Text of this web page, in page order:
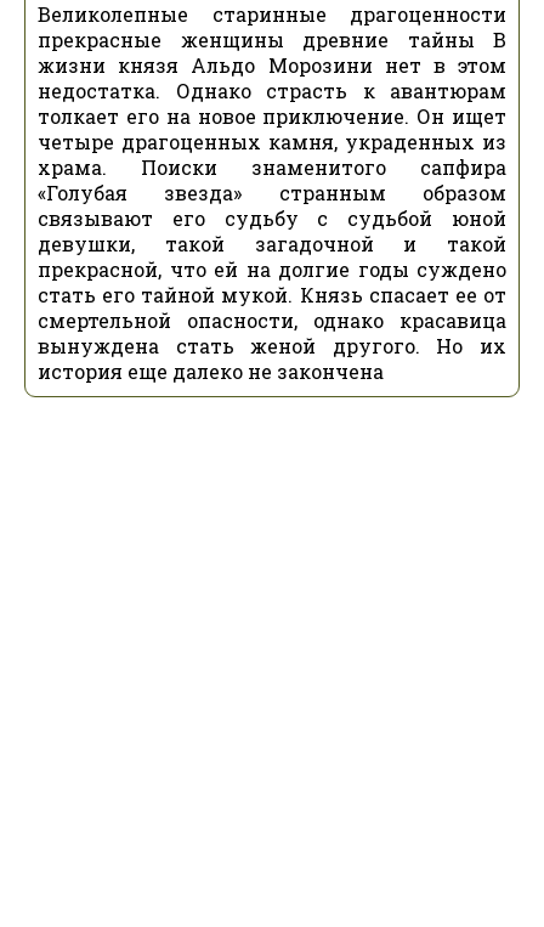
Великолепные старинные драгоценности
прекрасные женщины древние тайны В
жизни князя Альдо Морозини нет в этом
недостатка. Однако страсть к авантюрам
толкает его на новое приключение. Он ищет
четыре драгоценных камня, украденных из
храма. Поиски знаменитого сапфира
«Голубая звезда» странным образом
связывают его судьбу с судьбой юной
девушки, такой загадочной и такой
прекрасной, что ей на долгие годы суждено
стать его тайной мукой. Князь спасает ее от
смертельной опасности, однако красавица
вынуждена стать женой другого. Но их
история еще далеко не закончена